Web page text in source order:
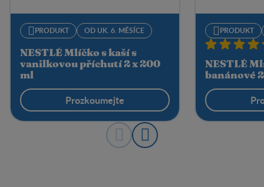
PRODUKT OD UK. 6. MĚSÍCE
NESTLÉ Mlíčko s kaší​ s
vanilkovou příchutí 2 x 200
ml
Prozkoumejte
PRODUKT
NESTLÉ
banánové